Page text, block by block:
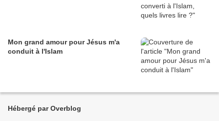
Mon grand amour pour Jésus m'a
conduit à l'Islam
Hébergé par Overblog